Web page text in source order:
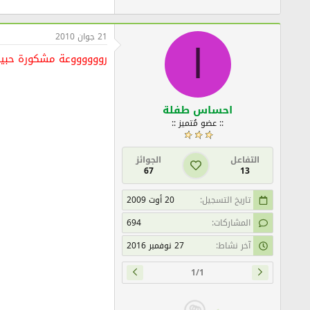
احساس طفلة
:: عضو مُتميز ::
التفاعل
13
الجوائز
67
تاريخ التسجيل
20 أوت 2009
المشاركات
694
آخر نشاط
27 نوفمبر 2016
1/1
21 جوان 2010
رووووووعة مشكورة